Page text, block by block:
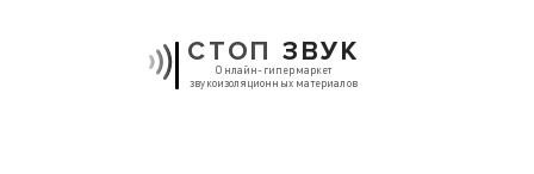
СТОП ЗВУК
Онлайн-гипермаркет
звукоизоляционных материалов